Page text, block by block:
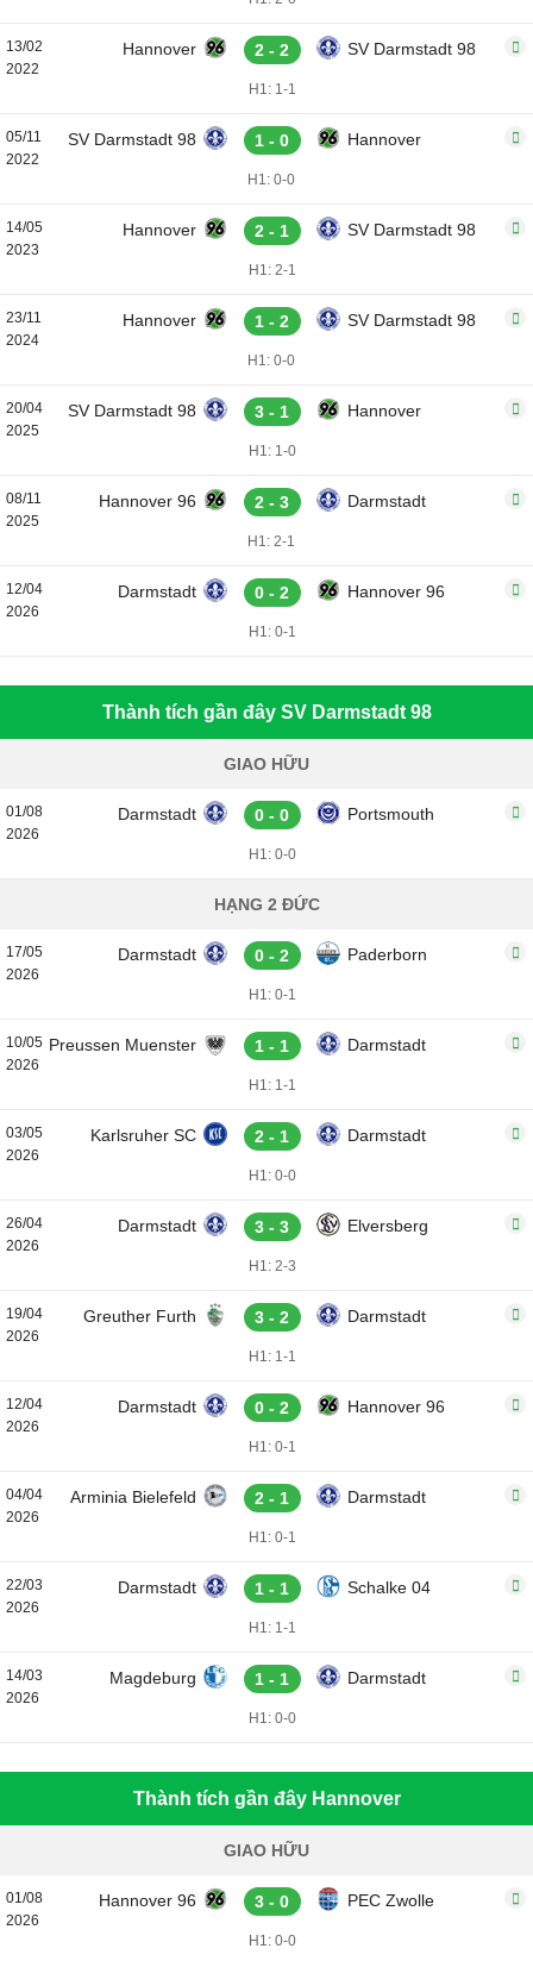
13/02
2022
Hannover 2 - 2 SV Darmstadt 98
H1: 1-1
05/11
2022
SV Darmstadt 98 1 - 0 Hannover
H1: 0-0
14/05
2023
Hannover 2 - 1 SV Darmstadt 98
H1: 2-1
23/11
2024
Hannover 1 - 2 SV Darmstadt 98
H1: 0-0
20/04
2025
SV Darmstadt 98 3 - 1 Hannover
H1: 1-0
08/11
2025
Hannover 96 2 - 3 Darmstadt
H1: 2-1
12/04
2026
Darmstadt 0 - 2 Hannover 96
H1: 0-1
Thành tích gần đây SV Darmstadt 98
GIAO HỮU
01/08
2026
Darmstadt 0 - 0 Portsmouth
H1: 0-0
HẠNG 2 ĐỨC
17/05
2026
Darmstadt 0 - 2 Paderborn
H1: 0-1
10/05
2026
Preussen Muenster 1 - 1 Darmstadt
H1: 1-1
03/05
2026
Karlsruher SC 2 - 1 Darmstadt
H1: 0-0
26/04
2026
Darmstadt 3 - 3 Elversberg
H1: 2-3
19/04
2026
Greuther Furth 3 - 2 Darmstadt
H1: 1-1
12/04
2026
Darmstadt 0 - 2 Hannover 96
H1: 0-1
04/04
2026
Arminia Bielefeld 2 - 1 Darmstadt
H1: 0-1
22/03
2026
Darmstadt 1 - 1 Schalke 04
H1: 1-1
14/03
2026
Magdeburg 1 - 1 Darmstadt
H1: 0-0
Thành tích gần đây Hannover
GIAO HỮU
01/08
2026
Hannover 96 3 - 0 PEC Zwolle
H1: 0-0